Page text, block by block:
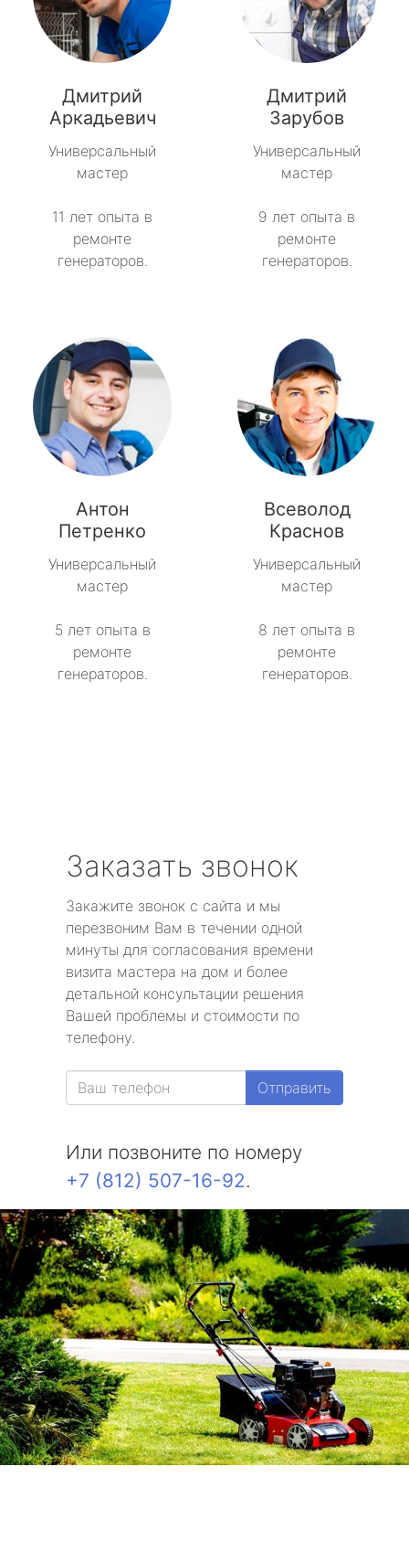
Дмитрий
Аркадьевич
Универсальный
мастер
11 лет опыта в
ремонте
генераторов.
Дмитрий
Зарубов
Универсальный
мастер
9 лет опыта в
ремонте
генераторов.
Антон
Петренко
Универсальный
мастер
5 лет опыта в
ремонте
генераторов.
Всеволод
Краснов
Универсальный
мастер
8 лет опыта в
ремонте
генераторов.
Заказать звонок
Закажите звонок с сайта и мы
перезвоним Вам в течении одной
минуты для согласования времени
визита мастера на дом и более
детальной консультации решения
Вашей проблемы и стоимости по
телефону.
Отправить
Или позвоните по номеру
+7 (812) 507-16-92.